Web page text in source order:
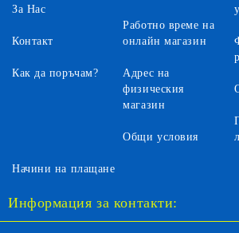
За Нас
Контакт
Как да поръчам?
Работно време на
онлайн магазин
Адрес на
физическия
магазин
Общи условия
Начини на плащане
Информация за контакти: